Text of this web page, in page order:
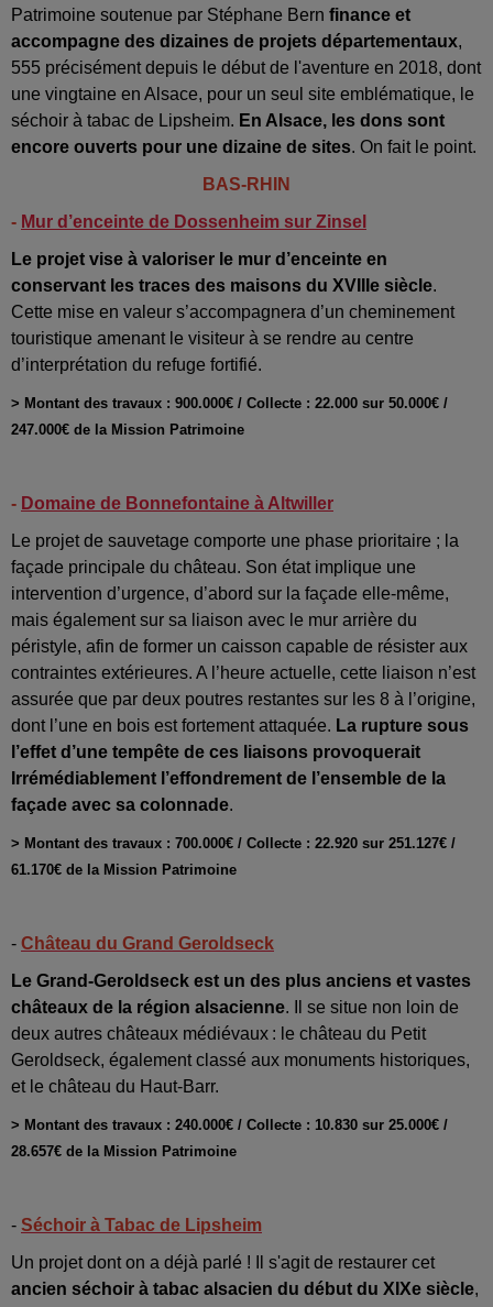
Patrimoine soutenue par Stéphane Bern finance et
accompagne des dizaines de projets départementaux,
555 précisément depuis le début de l'aventure en 2018, dont
une vingtaine en Alsace, pour un seul site emblématique, le
séchoir à tabac de Lipsheim. En Alsace, les dons sont
encore ouverts pour une dizaine de sites. On fait le point.
BAS-RHIN
- Mur d’enceinte de Dossenheim sur Zinsel
Le projet vise à valoriser le mur d’enceinte en
conservant les traces des maisons du XVIIIe siècle.
Cette mise en valeur s’accompagnera d’un cheminement
touristique amenant le visiteur à se rendre au centre
d’interprétation du refuge fortifié.
> Montant des travaux : 900.000€ / Collecte : 22.000 sur 50.000€ /
247.000€ de la Mission Patrimoine
- Domaine de Bonnefontaine à Altwiller
Le projet de sauvetage comporte une phase prioritaire ; la
façade principale du château. Son état implique une
intervention d’urgence, d’abord sur la façade elle-même,
mais également sur sa liaison avec le mur arrière du
péristyle, afin de former un caisson capable de résister aux
contraintes extérieures. A l’heure actuelle, cette liaison n’est
assurée que par deux poutres restantes sur les 8 à l’origine,
dont l’une en bois est fortement attaquée. La rupture sous
l’effet d’une tempête de ces liaisons provoquerait
Irrémédiablement l’effondrement de l’ensemble de la
façade avec sa colonnade.
> Montant des travaux : 700.000€ / Collecte : 22.920 sur 251.127€ /
61.170€ de la Mission Patrimoine
- Château du Grand Geroldseck
Le Grand-Geroldseck est un des plus anciens et vastes
châteaux de la région alsacienne. Il se situe non loin de
deux autres châteaux médiévaux : le château du Petit
Geroldseck, également classé aux monuments historiques,
et le château du Haut-Barr.
> Montant des travaux : 240.000€ / Collecte : 10.830 sur 25.000€ /
28.657€ de la Mission Patrimoine
- Séchoir à Tabac de Lipsheim
Un projet dont on a déjà parlé ! Il s'agit de restaurer cet
ancien séchoir à tabac alsacien du début du XIXe siècle,